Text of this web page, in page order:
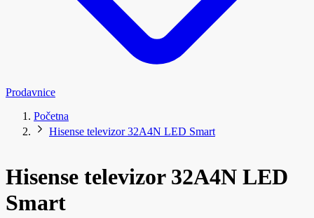
Prodavnice
Početna
Hisense televizor 32A4N LED Smart
Hisense televizor 32A4N LED
Smart